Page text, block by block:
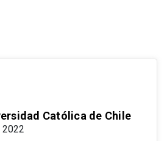
Católica de Chile